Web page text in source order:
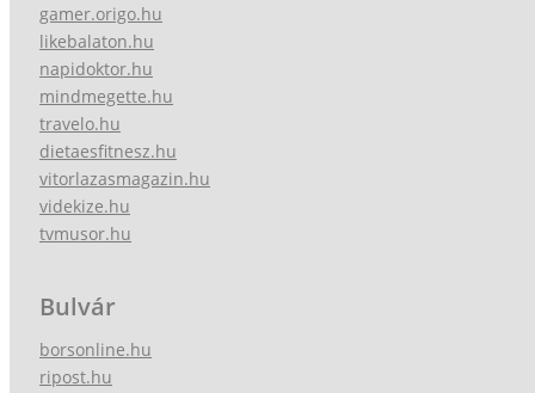
gamer.origo.hu
likebalaton.hu
napidoktor.hu
mindmegette.hu
travelo.hu
dietaesfitnesz.hu
vitorlazasmagazin.hu
videkize.hu
tvmusor.hu
Bulvár
borsonline.hu
ripost.hu